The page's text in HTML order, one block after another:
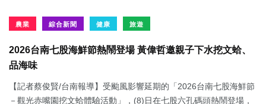
農業 綜合新聞 健康 旅遊
2026台南七股海鮮節熱鬧登場 黃偉哲邀親子下水挖文蛤、
品海味
【記者蔡俊賢/台南報導】受颱風影響延期的「2026台南七股海鮮節
－觀光赤嘴園挖文蛤體驗活動」，(8)日在七股六孔碼頭熱鬧登場，